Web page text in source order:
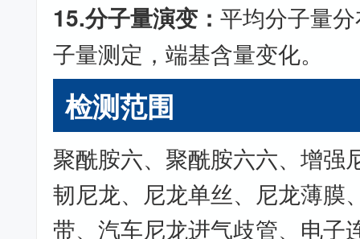
15.分子量演变：平均分子量
子量测定，端基含量变化。
检测范围
聚酰胺六、聚酰胺六六、增强
韧尼龙、尼龙单丝、尼龙薄膜
带、汽车尼龙进气歧管、电子